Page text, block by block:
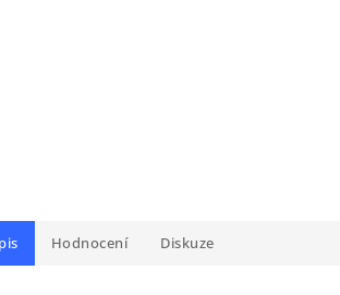
Hodnocení Diskuze